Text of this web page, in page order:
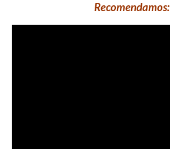
Recomendamos: